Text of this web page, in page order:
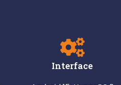
Interface